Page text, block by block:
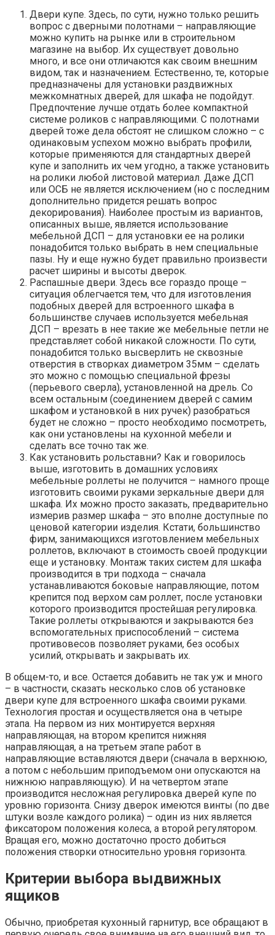
Двери купе. Здесь, по сути, нужно только решить
вопрос с дверными полотнами – направляющие
можно купить на рынке или в строительном
магазине на выбор. Их существует довольно
много, и все они отличаются как своим внешним
видом, так и назначением. Естественно, те, которые
предназначены для установки раздвижных
межкомнатных дверей, для шкафа не подойдут.
Предпочтение лучше отдать более компактной
системе роликов с направляющими. С полотнами
дверей тоже дела обстоят не слишком сложно – с
одинаковым успехом можно выбрать профили,
которые применяются для стандартных дверей
купе и заполнить их чем угодно, а также установить
на ролики любой листовой материал. Даже ДСП
или ОСБ не является исключением (но с последним
дополнительно придется решать вопрос
декорирования). Наиболее простым из вариантов,
описанных выше, является использование
мебельной ДСП – для установки ее на ролики
понадобится только выбрать в нем специальные
пазы. Ну и еще нужно будет правильно произвести
расчет ширины и высоты дверок.
Распашные двери. Здесь все гораздо проще –
ситуация облегчается тем, что для изготовления
подобных дверей для встроенного шкафа в
большинстве случаев используется мебельная
ДСП – врезать в нее такие же мебельные петли не
представляет собой никакой сложности. По сути,
понадобится только высверлить не сквозные
отверстия в створках диаметром 35мм – сделать
это можно с помощью специальной фрезы
(перьевого сверла), установленной на дрель. Со
всем остальным (соединением дверей с самим
шкафом и установкой в них ручек) разобраться
будет не сложно – просто необходимо посмотреть,
как они установлены на кухонной мебели и
сделать все точно так же.
Как установить рольставни? Как и говорилось
выше, изготовить в домашних условиях
мебельные роллеты не получится – намного проще
изготовить своими руками зеркальные двери для
шкафа. Их можно просто заказать, предварительно
измерив размер шкафа – это вполне доступные по
ценовой категории изделия. Кстати, большинство
фирм, занимающихся изготовлением мебельных
роллетов, включают в стоимость своей продукции
еще и установку. Монтаж таких систем для шкафа
производится в три подхода – сначала
устанавливаются боковые направляющие, потом
крепится под верхом сам роллет, после установки
которого производится простейшая регулировка.
Такие роллеты открываются и закрываются без
вспомогательных приспособлений – система
противовесов позволяет руками, без особых
усилий, открывать и закрывать их.
В общем-то, и все. Остается добавить не так уж и много
– в частности, сказать несколько слов об установке
двери купе для встроенного шкафа своими руками.
Технология простая и осуществляется она в четыре
этапа. На первом из них монтируется верхняя
направляющая, на втором крепится нижняя
направляющая, а на третьем этапе работ в
направляющие вставляются двери (сначала в верхнюю,
а потом с небольшим приподъемом они опускаются на
нижнюю направляющую). И на четвертом этапе
производится несложная регулировка дверей купе по
уровню горизонта. Снизу дверок имеются винты (по две
штуки возле каждого ролика) – один из них является
фиксатором положения колеса, а второй регулятором.
Вращая его, можно достаточно просто добиться
положения створки относительно уровня горизонта.
Критерии выбора выдвижных
ящиков
Обычно, приобретая кухонный гарнитур, все обращают в